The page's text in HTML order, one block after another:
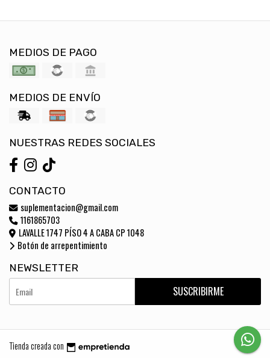
MEDIOS DE PAGO
MEDIOS DE ENVÍO
NUESTRAS REDES SOCIALES
CONTACTO
suplementacion@gmail.com
1161865703
LAVALLE 1747 PÍSO 4 A CABA CP 1048
Botón de arrepentimiento
NEWSLETTER
SUSCRIBIRME
Tienda creada con